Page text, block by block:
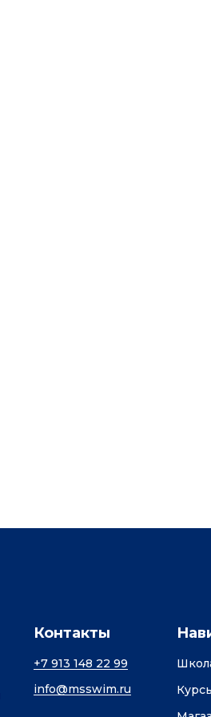
Контакты
+7 913 148 22 99
info@msswim.ru